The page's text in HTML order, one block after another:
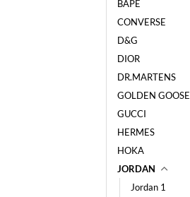
BAPE
CONVERSE
D&G
DIOR
DR.MARTENS
GOLDEN GOOSE
GUCCI
HERMES
HOKA
JORDAN
Jordan 1